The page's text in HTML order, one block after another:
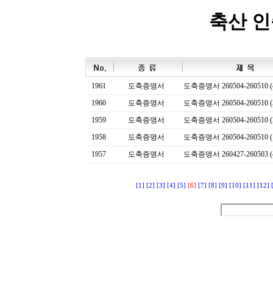
축산
1961 도축증명서
도축증명서 260504-260510
1960
도축증명서
도축증명서 260504-260510
1959
도축증명서
도축증명서 260504-260510
1958
도축증명서
도축증명서 260504-260510
1957
도축증명서 도축증명서 260427-260503
[1] [2] [3] [4] [5] [6] [7] [8] [9] [10] [11] [12]